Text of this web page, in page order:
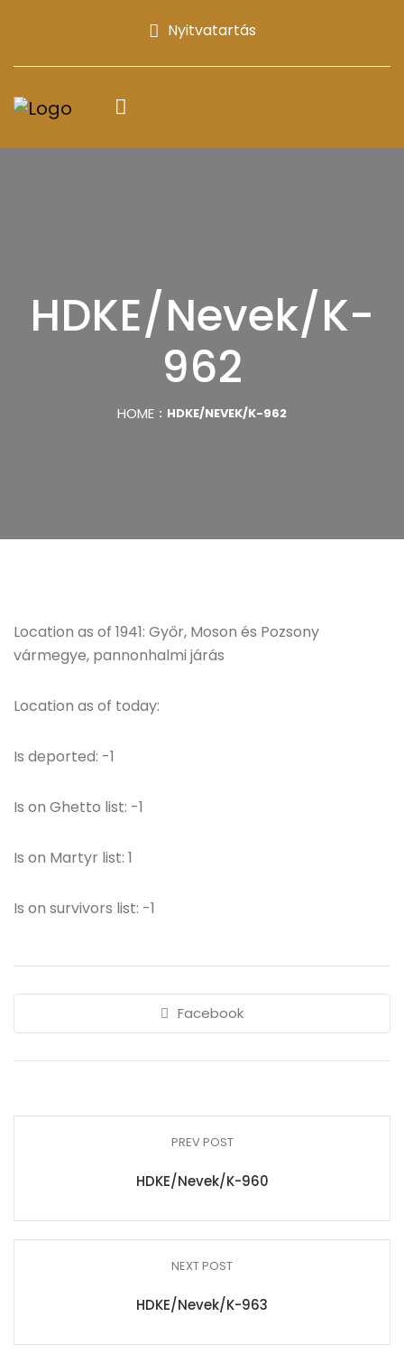
Nyitvatartás
HDKE/Nevek/K-
962
HOME HDKE/NEVEK/K-962
Location as of 1941: Győr, Moson és Pozsony
vármegye, pannonhalmi járás
Location as of today:
Is deported: -1
Is on Ghetto list: -1
Is on Martyr list: 1
Is on survivors list: -1
Facebook
PREV POST
HDKE/Nevek/K-960
NEXT POST
HDKE/Nevek/K-963